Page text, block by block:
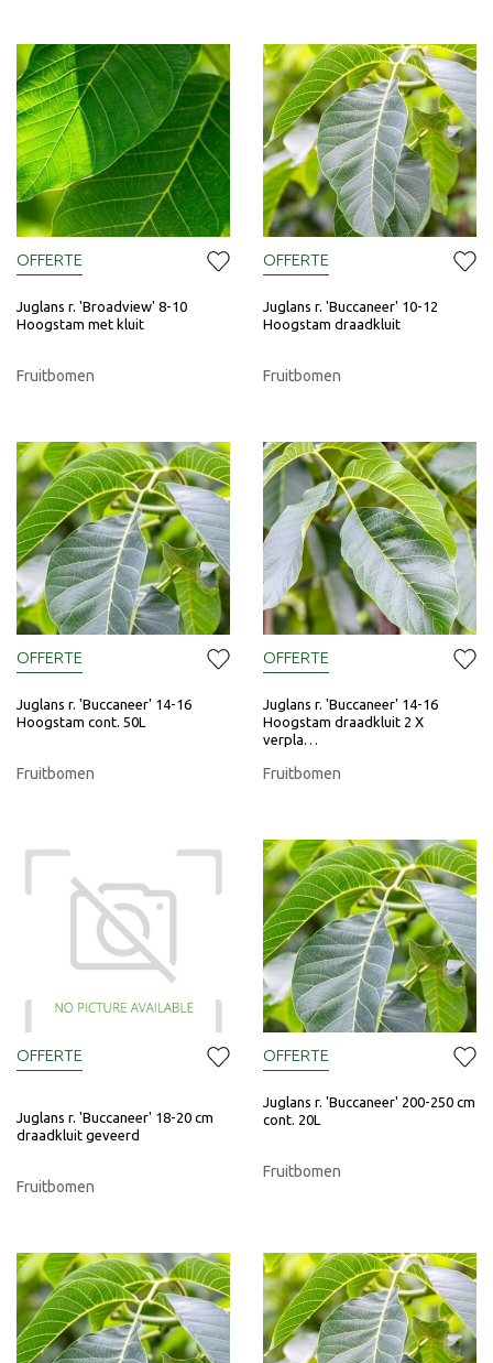
Juglans r. 'Broadview' 8-10
Hoogstam met kluit
Fruitbomen
OFFERTE
Juglans r. 'Buccaneer' 10-12
Hoogstam draadkluit
Fruitbomen
OFFERTE
Juglans r. 'Buccaneer' 14-16
Hoogstam cont. 50L
Fruitbomen
OFFERTE
Juglans r. 'Buccaneer' 14-16
Hoogstam draadkluit 2 X
verpla…
Fruitbomen
OFFERTE
Juglans r. 'Buccaneer' 18-20 cm
draadkluit geveerd
Fruitbomen
OFFERTE
Juglans r. 'Buccaneer' 200-250 cm
cont. 20L
Fruitbomen
OFFERTE